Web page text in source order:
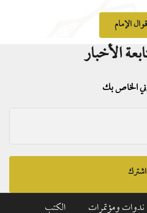
الإمام
الأخبار
الخاص بك
اشترك
ندوات ومؤتمرات الكتب